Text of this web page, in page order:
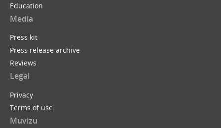
Education
Media
Press kit
Press release archive
Reviews
Legal
Privacy
Terms of use
Muvizu